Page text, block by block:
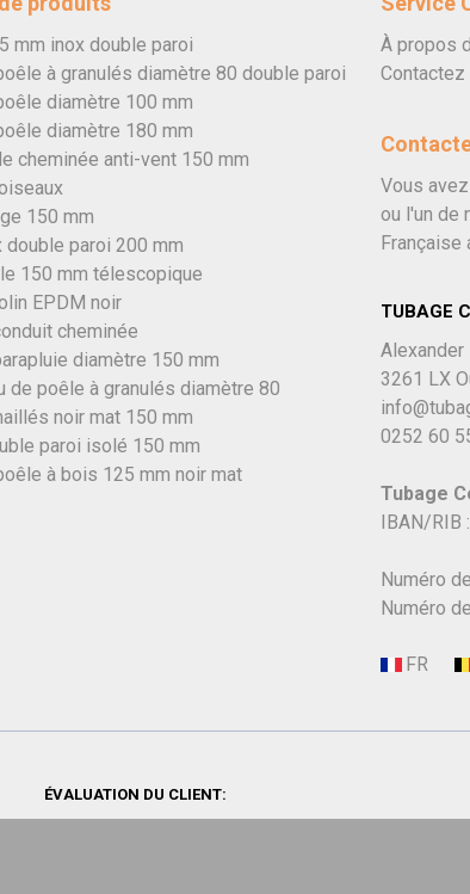
mm inox double paroi
à granulés diamètre 80 double paroi
diamètre 100 mm
diamètre 180 mm
cheminée anti-vent 150 mm
150 mm
double paroi 200 mm
150 mm télescopique
EPDM noir
cheminée
diamètre 150 mm
de poêle à granulés diamètre 80
noir mat 150 mm
paroi isolé 150 mm
à bois 125 mm noir mat
À propos
Contactez
Vous
ou l'un de
Française
TUBAGE
Alexander
3261 LX
0252 60
Tubage
IBAN/RIB
Numéro
Numéro
ÉVALUATION DU CLIENT: